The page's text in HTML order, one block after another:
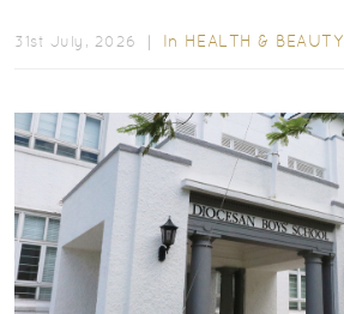
31st July, 2026 ｜ In HEALTH & BEAUTY